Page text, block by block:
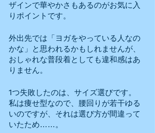
ザインで華やかさもあるのがお気に入
りポイントです。
外出先では「ヨガをやっている人なの
かな」と思われるかもしれませんが、
おしゃれな普段着としても違和感はあ
りません。
1つ失敗したのは、サイズ選びです。
私は痩せ型なので、腰回りが若干ゆる
いのですが、それは選び方が間違って
いたため……。